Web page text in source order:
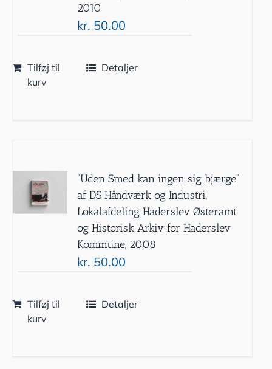
2010
kr. 50.00
Tilføj til
kurv
Detaljer
”Uden Smed kan ingen sig bjærge”
af DS Håndværk og Industri,
Lokalafdeling Haderslev Østeramt
og Historisk Arkiv for Haderslev
Kommune, 2008
kr. 50.00
Tilføj til
kurv
Detaljer